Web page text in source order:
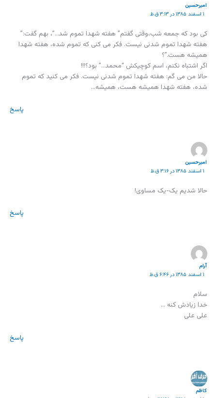
امیرحسین
۱ اسفند ۱۳۸۵ در ۳:۱۳ ق.ظ
کی بود که جمعه شب،وقتی گفتم” هفته شهدا تموم شد…”، بهم گفت:”
هفته شهدا تموم شدنی نیست. فکر می کنی که تموم شده، هفته شهدا
همیشه هست.”؟
اگر اشتباه نکنم، اسم کوچیکش “محمد…” بود؟!!!
حالا من می گم: هفته شهدا تموم شدنی نیست. فکر می کنید که تموم
شده، هفته شهدا همیشه هست، همیشه…
پاسخ
امیرحسین
۱ اسفند ۱۳۸۵ در ۳:۱۶ ق.ظ
حالا شدیم یک-یک مساوی!
پاسخ
آرام
۱ اسفند ۱۳۸۵ در ۶:۴۶ ق.ظ
سلام
خدا زیادش کنه …
علی علی
پاسخ
كاظم